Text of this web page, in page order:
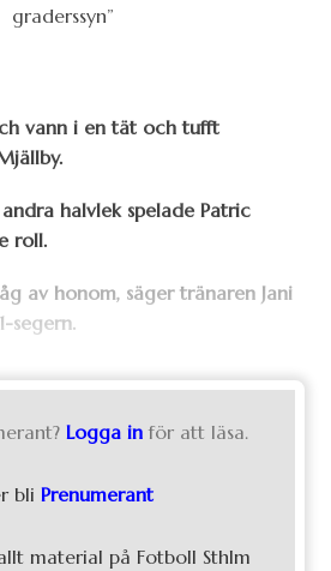
vann i en tät och tufft
halvlek spelade Patric
roll.
av honom, säger tränaren Jani
segern.
Logga in för att läsa.
bli Prenumerant
material på Fotboll Sthlm